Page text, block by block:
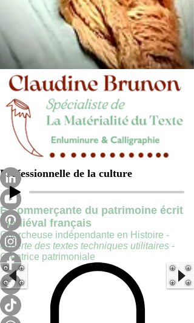
Professionnelle de la culture
E-commerçante du patrimoine écrit
médiéval français
Chercheuse indépendante en Histoire -
experte des textes techniques utilitaires -
Créatrice patrimoniale